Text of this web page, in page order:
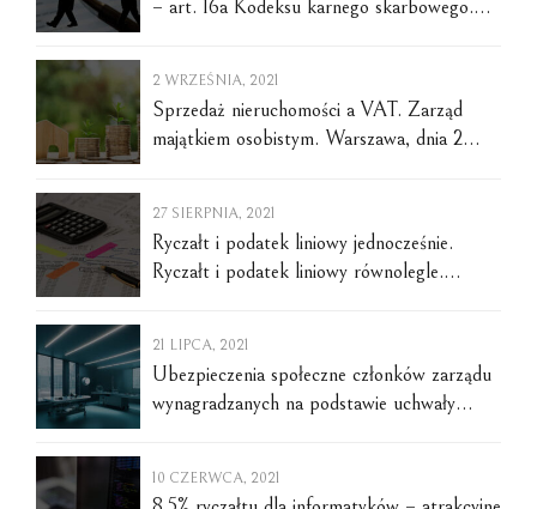
– art. 16a Kodeksu karnego skarbowego.
2 WRZEŚNIA, 2021
Sprzedaż nieruchomości a VAT. Zarząd
majątkiem osobistym. Warszawa, dnia 2
27 SIERPNIA, 2021
Ryczałt i podatek liniowy jednocześnie.
Ryczałt i podatek liniowy równolegle.
21 LIPCA, 2021
Ubezpieczenia społeczne członków zarządu
wynagradzanych na podstawie uchwały
10 CZERWCA, 2021